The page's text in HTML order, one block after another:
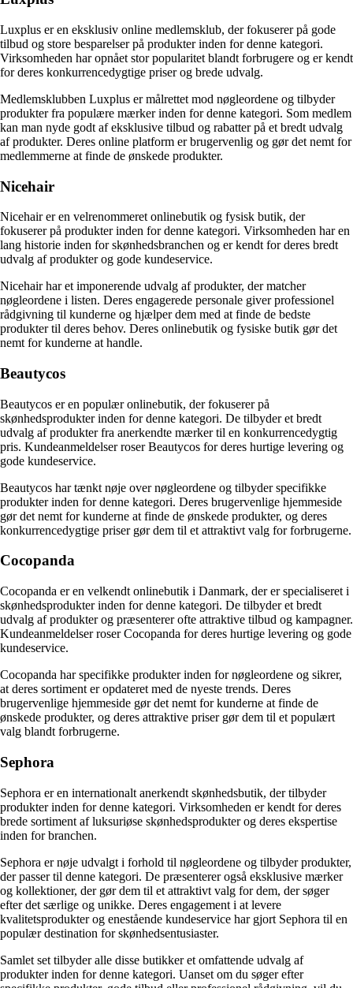
Luxplus er en eksklusiv online medlemsklub, der fokuserer på gode
tilbud og store besparelser på produkter inden for denne kategori.
Virksomheden har opnået stor popularitet blandt forbrugere og er kendt
for deres konkurrencedygtige priser og brede udvalg.
Medlemsklubben Luxplus er målrettet mod nøgleordene og tilbyder
produkter fra populære mærker inden for denne kategori. Som medlem
kan man nyde godt af eksklusive tilbud og rabatter på et bredt udvalg
af produkter. Deres online platform er brugervenlig og gør det nemt for
medlemmerne at finde de ønskede produkter.
Nicehair
Nicehair er en velrenommeret onlinebutik og fysisk butik, der
fokuserer på produkter inden for denne kategori. Virksomheden har en
lang historie inden for skønhedsbranchen og er kendt for deres bredt
udvalg af produkter og gode kundeservice.
Nicehair har et imponerende udvalg af produkter, der matcher
nøgleordene i listen. Deres engagerede personale giver professionel
rådgivning til kunderne og hjælper dem med at finde de bedste
produkter til deres behov. Deres onlinebutik og fysiske butik gør det
nemt for kunderne at handle.
Beautycos
Beautycos er en populær onlinebutik, der fokuserer på
skønhedsprodukter inden for denne kategori. De tilbyder et bredt
udvalg af produkter fra anerkendte mærker til en konkurrencedygtig
pris. Kundeanmeldelser roser Beautycos for deres hurtige levering og
gode kundeservice.
Beautycos har tænkt nøje over nøgleordene og tilbyder specifikke
produkter inden for denne kategori. Deres brugervenlige hjemmeside
gør det nemt for kunderne at finde de ønskede produkter, og deres
konkurrencedygtige priser gør dem til et attraktivt valg for forbrugerne.
Cocopanda
Cocopanda er en velkendt onlinebutik i Danmark, der er specialiseret i
skønhedsprodukter inden for denne kategori. De tilbyder et bredt
udvalg af produkter og præsenterer ofte attraktive tilbud og kampagner.
Kundeanmeldelser roser Cocopanda for deres hurtige levering og gode
kundeservice.
Cocopanda har specifikke produkter inden for nøgleordene og sikrer,
at deres sortiment er opdateret med de nyeste trends. Deres
brugervenlige hjemmeside gør det nemt for kunderne at finde de
ønskede produkter, og deres attraktive priser gør dem til et populært
valg blandt forbrugerne.
Sephora
Sephora er en internationalt anerkendt skønhedsbutik, der tilbyder
produkter inden for denne kategori. Virksomheden er kendt for deres
brede sortiment af luksuriøse skønhedsprodukter og deres ekspertise
inden for branchen.
Sephora er nøje udvalgt i forhold til nøgleordene og tilbyder produkter,
der passer til denne kategori. De præsenterer også eksklusive mærker
og kollektioner, der gør dem til et attraktivt valg for dem, der søger
efter det særlige og unikke. Deres engagement i at levere
kvalitetsprodukter og enestående kundeservice har gjort Sephora til en
populær destination for skønhedsentusiaster.
Samlet set tilbyder alle disse butikker et omfattende udvalg af
produkter inden for denne kategori. Uanset om du søger efter